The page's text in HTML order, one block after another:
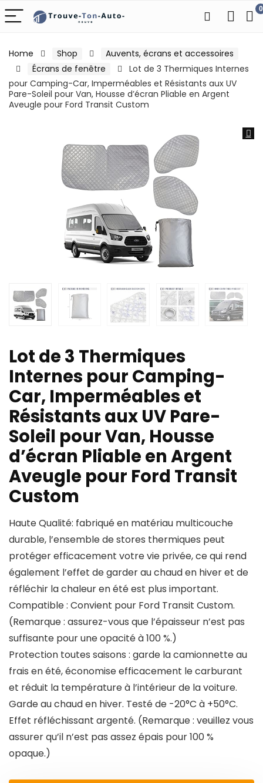
0
Home Shop
Auvents, écrans et accessoires
Écrans de fenêtre
Lot de 3 Thermiques Internes
pour Camping-Car, Imperméables et Résistants aux UV
Pare-Soleil pour Van, Housse d’écran Pliable en Argent
Aveugle pour Ford Transit Custom
Lot de 3 Thermiques
Internes pour Camping-
Car, Imperméables et
Résistants aux UV Pare-
Soleil pour Van, Housse
d’écran Pliable en Argent
Aveugle pour Ford Transit
Custom
Haute Qualité: fabriqué en matériau multicouche
durable, l’ensemble de stores thermiques peut
protéger efficacement votre vie privée, ce qui rend
également l’effet de garder au chaud en hiver et de
réfléchir la chaleur en été est plus important.
Compatible : Convient pour Ford Transit Custom.
(Remarque : assurez-vous que l’épaisseur n’est pas
suffisante pour une opacité à 100 %.)
Protection toutes saisons : garde la camionnette au
frais en été, économise efficacement le carburant
et réduit la température à l’intérieur de la voiture.
Garde au chaud en hiver. Testé de -20°C à +50°C.
Effet réfléchissant argenté. (Remarque : veuillez vous
assurer qu’il n’est pas assez épais pour 100 %
opaque.)